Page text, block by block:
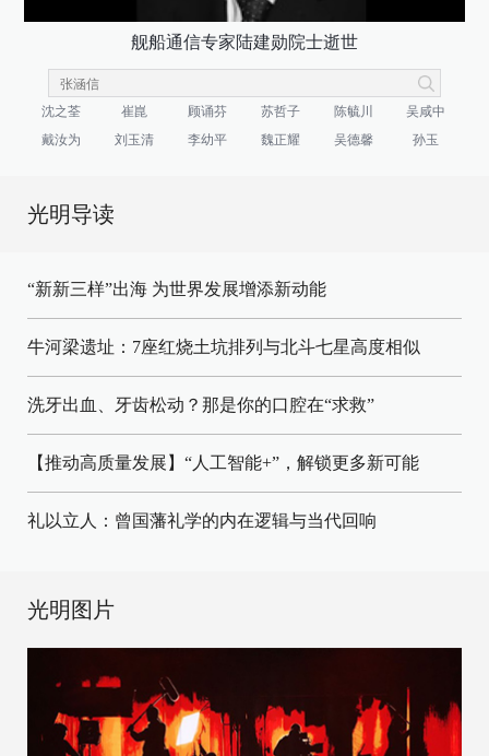
舰船通信专家陆建勋院士逝世
沈之荃 崔崑 顾诵芬 苏哲子 陈毓川
吴咸中
戴汝为
刘玉清 李幼平 魏正耀 吴德馨 孙玉
光明导读
“新新三样”出海 为世界发展增添新动能
牛河梁遗址：7座红烧土坑排列与北斗七星高度相似
洗牙出血、牙齿松动？那是你的口腔在“求救”
【推动高质量发展】“人工智能+”，解锁更多新可能
礼以立人：曾国藩礼学的内在逻辑与当代回响
光明图片